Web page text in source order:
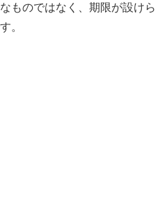
ものではなく、期限が設けら
。